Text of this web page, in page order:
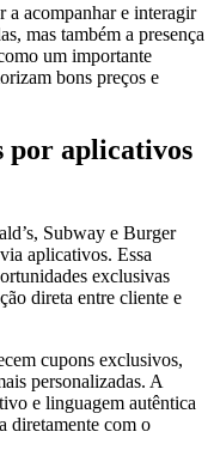
a acompanhar e interagir
mas também a presença
um importante
bons preços e
por aplicativos
Subway e Burger
aplicativos. Essa
exclusivas
direta entre cliente e
cupons exclusivos,
personalizadas. A
e linguagem autêntica
diretamente com o